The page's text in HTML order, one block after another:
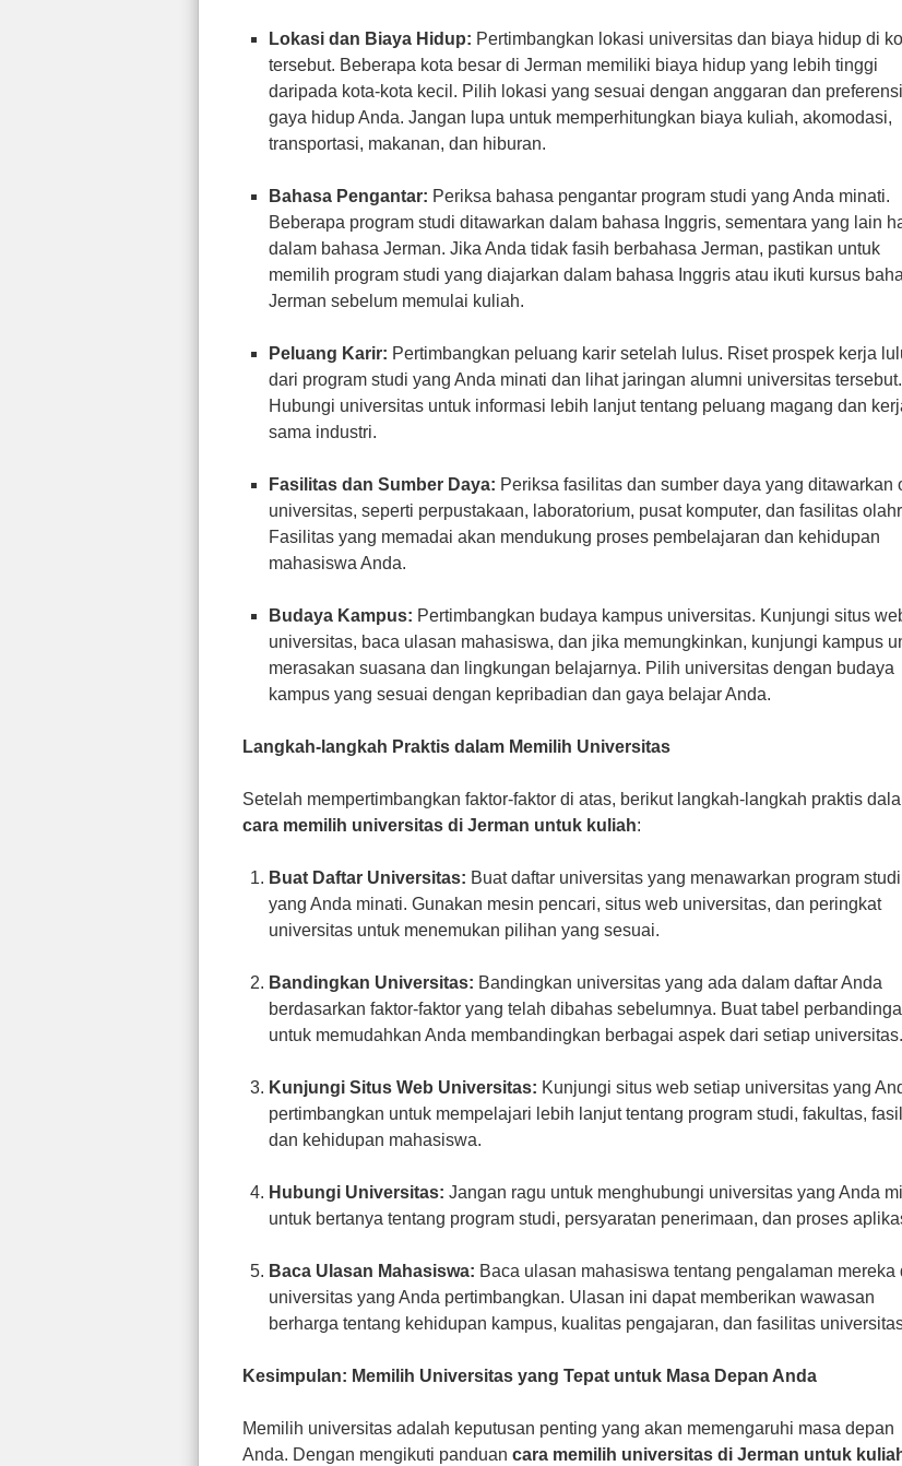
Lokasi dan Biaya Hidup: Pertimbangkan lokasi universitas dan biaya hidup di
tersebut. Beberapa kota besar di Jerman memiliki biaya hidup yang lebih tinggi
daripada kota-kota kecil. Pilih lokasi yang sesuai dengan anggaran dan preferensi
gaya hidup Anda. Jangan lupa untuk memperhitungkan biaya kuliah, akomodasi,
transportasi, makanan, dan hiburan.
Bahasa Pengantar: Periksa bahasa pengantar program studi yang Anda minati.
Beberapa program studi ditawarkan dalam bahasa Inggris, sementara yang lain
dalam bahasa Jerman. Jika Anda tidak fasih berbahasa Jerman, pastikan untuk
memilih program studi yang diajarkan dalam bahasa Inggris atau ikuti kursus
Jerman sebelum memulai kuliah.
Peluang Karir: Pertimbangkan peluang karir setelah lulus. Riset prospek kerja
dari program studi yang Anda minati dan lihat jaringan alumni universitas tersebut.
Hubungi universitas untuk informasi lebih lanjut tentang peluang magang dan
sama industri.
Fasilitas dan Sumber Daya: Periksa fasilitas dan sumber daya yang ditawarkan
universitas, seperti perpustakaan, laboratorium, pusat komputer, dan fasilitas
Fasilitas yang memadai akan mendukung proses pembelajaran dan kehidupan
mahasiswa Anda.
Budaya Kampus: Pertimbangkan budaya kampus universitas. Kunjungi situs
universitas, baca ulasan mahasiswa, dan jika memungkinkan, kunjungi kampus
merasakan suasana dan lingkungan belajarnya. Pilih universitas dengan budaya
kampus yang sesuai dengan kepribadian dan gaya belajar Anda.
Langkah-langkah Praktis dalam Memilih Universitas
Setelah mempertimbangkan faktor-faktor di atas, berikut langkah-langkah praktis
cara memilih universitas di Jerman untuk kuliah:
Buat Daftar Universitas: Buat daftar universitas yang menawarkan program studi
yang Anda minati. Gunakan mesin pencari, situs web universitas, dan peringkat
universitas untuk menemukan pilihan yang sesuai.
Bandingkan Universitas: Bandingkan universitas yang ada dalam daftar Anda
berdasarkan faktor-faktor yang telah dibahas sebelumnya. Buat tabel
untuk memudahkan Anda membandingkan berbagai aspek dari setiap universitas.
Kunjungi Situs Web Universitas: Kunjungi situs web setiap universitas yang
pertimbangkan untuk mempelajari lebih lanjut tentang program studi, fakultas,
dan kehidupan mahasiswa.
Hubungi Universitas: Jangan ragu untuk menghubungi universitas yang Anda
untuk bertanya tentang program studi, persyaratan penerimaan, dan proses
Baca Ulasan Mahasiswa: Baca ulasan mahasiswa tentang pengalaman mereka
universitas yang Anda pertimbangkan. Ulasan ini dapat memberikan wawasan
berharga tentang kehidupan kampus, kualitas pengajaran, dan fasilitas
Kesimpulan: Memilih Universitas yang Tepat untuk Masa Depan Anda
Memilih universitas adalah keputusan penting yang akan memengaruhi masa depan
Anda. Dengan mengikuti panduan cara memilih universitas di Jerman untuk